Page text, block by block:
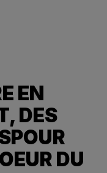
EN
DES
DU